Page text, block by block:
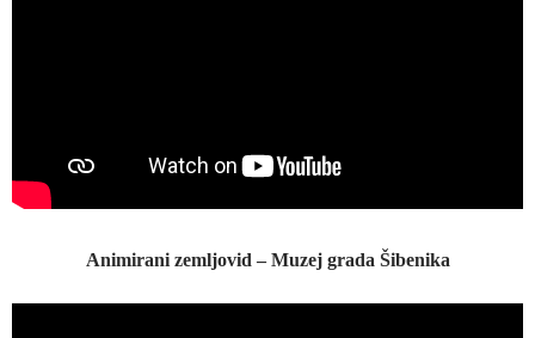
Animirani zemljovid – Muzej grada Šibenika